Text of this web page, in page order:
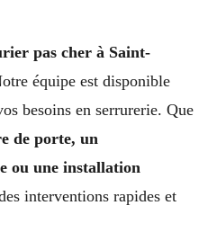
pas cher à Saint-
équipe est disponible
besoins en serrurerie. Que
de porte, un
ou une installation
interventions rapides et